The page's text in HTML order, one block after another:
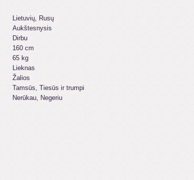
Lietuvių, Rusų
Aukštesnysis
Dirbu
160 cm
65 kg
Lieknas
Žalios
Tamsūs, Tiesūs ir trumpi
Nerūkau, Negeriu